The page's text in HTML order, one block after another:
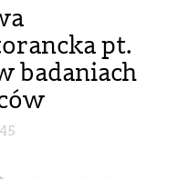
pt.
badaniach